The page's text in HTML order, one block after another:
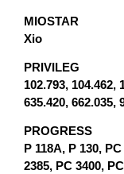
MIOSTAR
Xio
PRIVILEG
102.793, 104.462,
635.420, 662.035,
PROGRESS
P 118A, P 130,
2385, PC 3400,